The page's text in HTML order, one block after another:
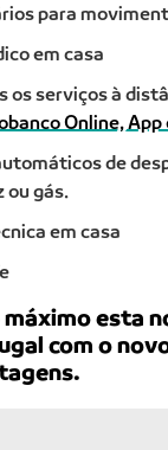
para
em casa
os serviços à
Online,
de
ou gás.
em casa
esta
com o